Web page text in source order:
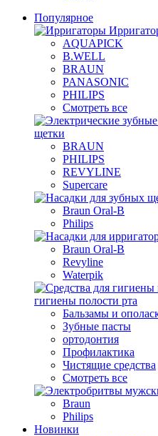
Популярное
AQUAPICK
B.WELL
BRAUN
PANASONIC
PHILIPS
Смотреть все
щетки
BRAUN
PHILIPS
REVYLINE
Supercare
Braun Oral-B
Philips
Braun Oral-B
Revyline
Waterpik
гигиены полости рта
Бальзамы и
Зубные пасты
ортодонтия
Профилактика
Чистящие средства
Смотреть все
Braun
Philips
Новинки